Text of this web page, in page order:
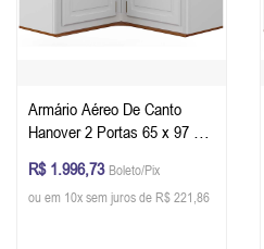
Armário Aéreo De Canto
Hanover 2 Portas 65 x 97 x
Branco - Imbuia Glazer
R$ 1.996,73 Boleto/Pix
ou em 10x sem juros de R$ 221,86